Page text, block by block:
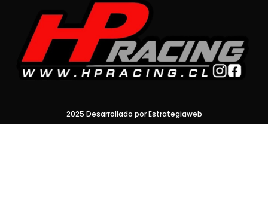
2025 Desarrollado por Estrategiaweb